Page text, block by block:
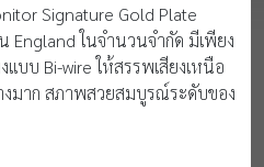
Signature Gold Plate
England ในจำนวนจำกัด มีเพียง
บบ Bi-wire ให้สรรพเสียงเหนือ
งมาก สภาพสวยสมบูรณ์ระดับของ